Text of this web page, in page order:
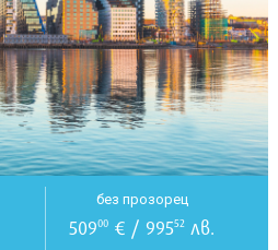
без прозорец
50900 € / 99552 лв.